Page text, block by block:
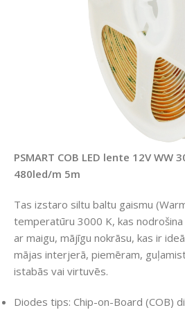
PSMART COB LED lente 12V WW
480led/m 5m
Tas izstaro siltu baltu gaismu
temperatūru 3000 K, kas nodrošina
ar maigu, mājīgu nokrāsu, kas ir
mājas interjerā, piemēram,
istabās vai virtuvēs.
Diodes tips: Chip-on-Board (COB)